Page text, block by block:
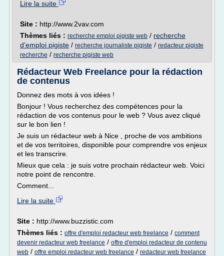
Lire la suite
Site : http://www.2vav.com
Thèmes liés : recherche emploi pigiste web / recherche
d'emploi pigiste / recherche journaliste pigiste / redacteur pigiste
recherche / recherche pigiste web
Rédacteur Web Freelance pour la rédaction
de contenus
Donnez des mots à vos idées !
Bonjour ! Vous recherchez des compétences pour la
rédaction de vos contenus pour le web ? Vous avez cliqué
sur le bon lien !
Je suis un rédacteur web à Nice , proche de vos ambitions
et de vos territoires, disponible pour comprendre vos enjeux
et les transcrire.
Mieux que cela : je suis votre prochain rédacteur web. Voici
notre point de rencontre.
Comment...
Lire la suite
Site : http://www.buzzistic.com
Thèmes liés : offre d'emploi redacteur web freelance / comment
devenir redacteur web freelance / offre d'emploi redacteur de contenu
web / offre emploi redacteur web freelance / redacteur web freelance